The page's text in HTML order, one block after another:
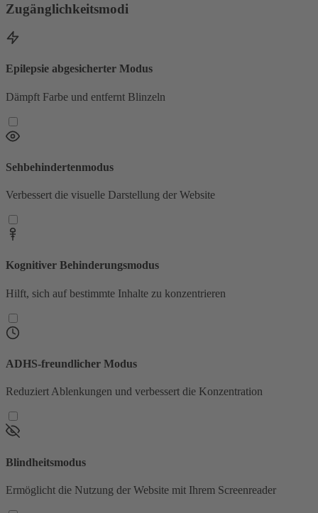
Zugänglichkeitsmodi
Epilepsie abgesicherter Modus
Dämpft Farbe und entfernt Blinzeln
Sehbehindertenmodus
Verbessert die visuelle Darstellung der Website
Kognitiver Behinderungsmodus
Hilft, sich auf bestimmte Inhalte zu konzentrieren
ADHS-freundlicher Modus
Reduziert Ablenkungen und verbessert die Konzentration
Blindheitsmodus
Ermöglicht die Nutzung der Website mit Ihrem Screenreader